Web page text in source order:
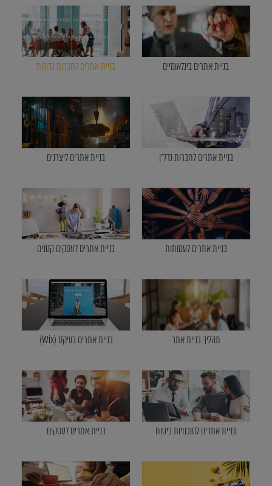
בניית אתרים בינלאומיים בניית אתרים לחברות גדולות
בניית אתרים לחברות נדל"ן בניית אתרים ליצרנים
בניית אתרים לעמותות בניית אתרים לעסקים קטנים
תהליך בניית אתר בניית אתרים בוויקס (Wix)
בניית אתרים לסוכנויות ביטוח בניית אתרים לעסקים